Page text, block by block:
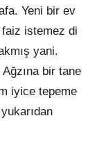
Yeni bir ev
istemez di
yani.
Ağzına bir tane
iyice tepeme